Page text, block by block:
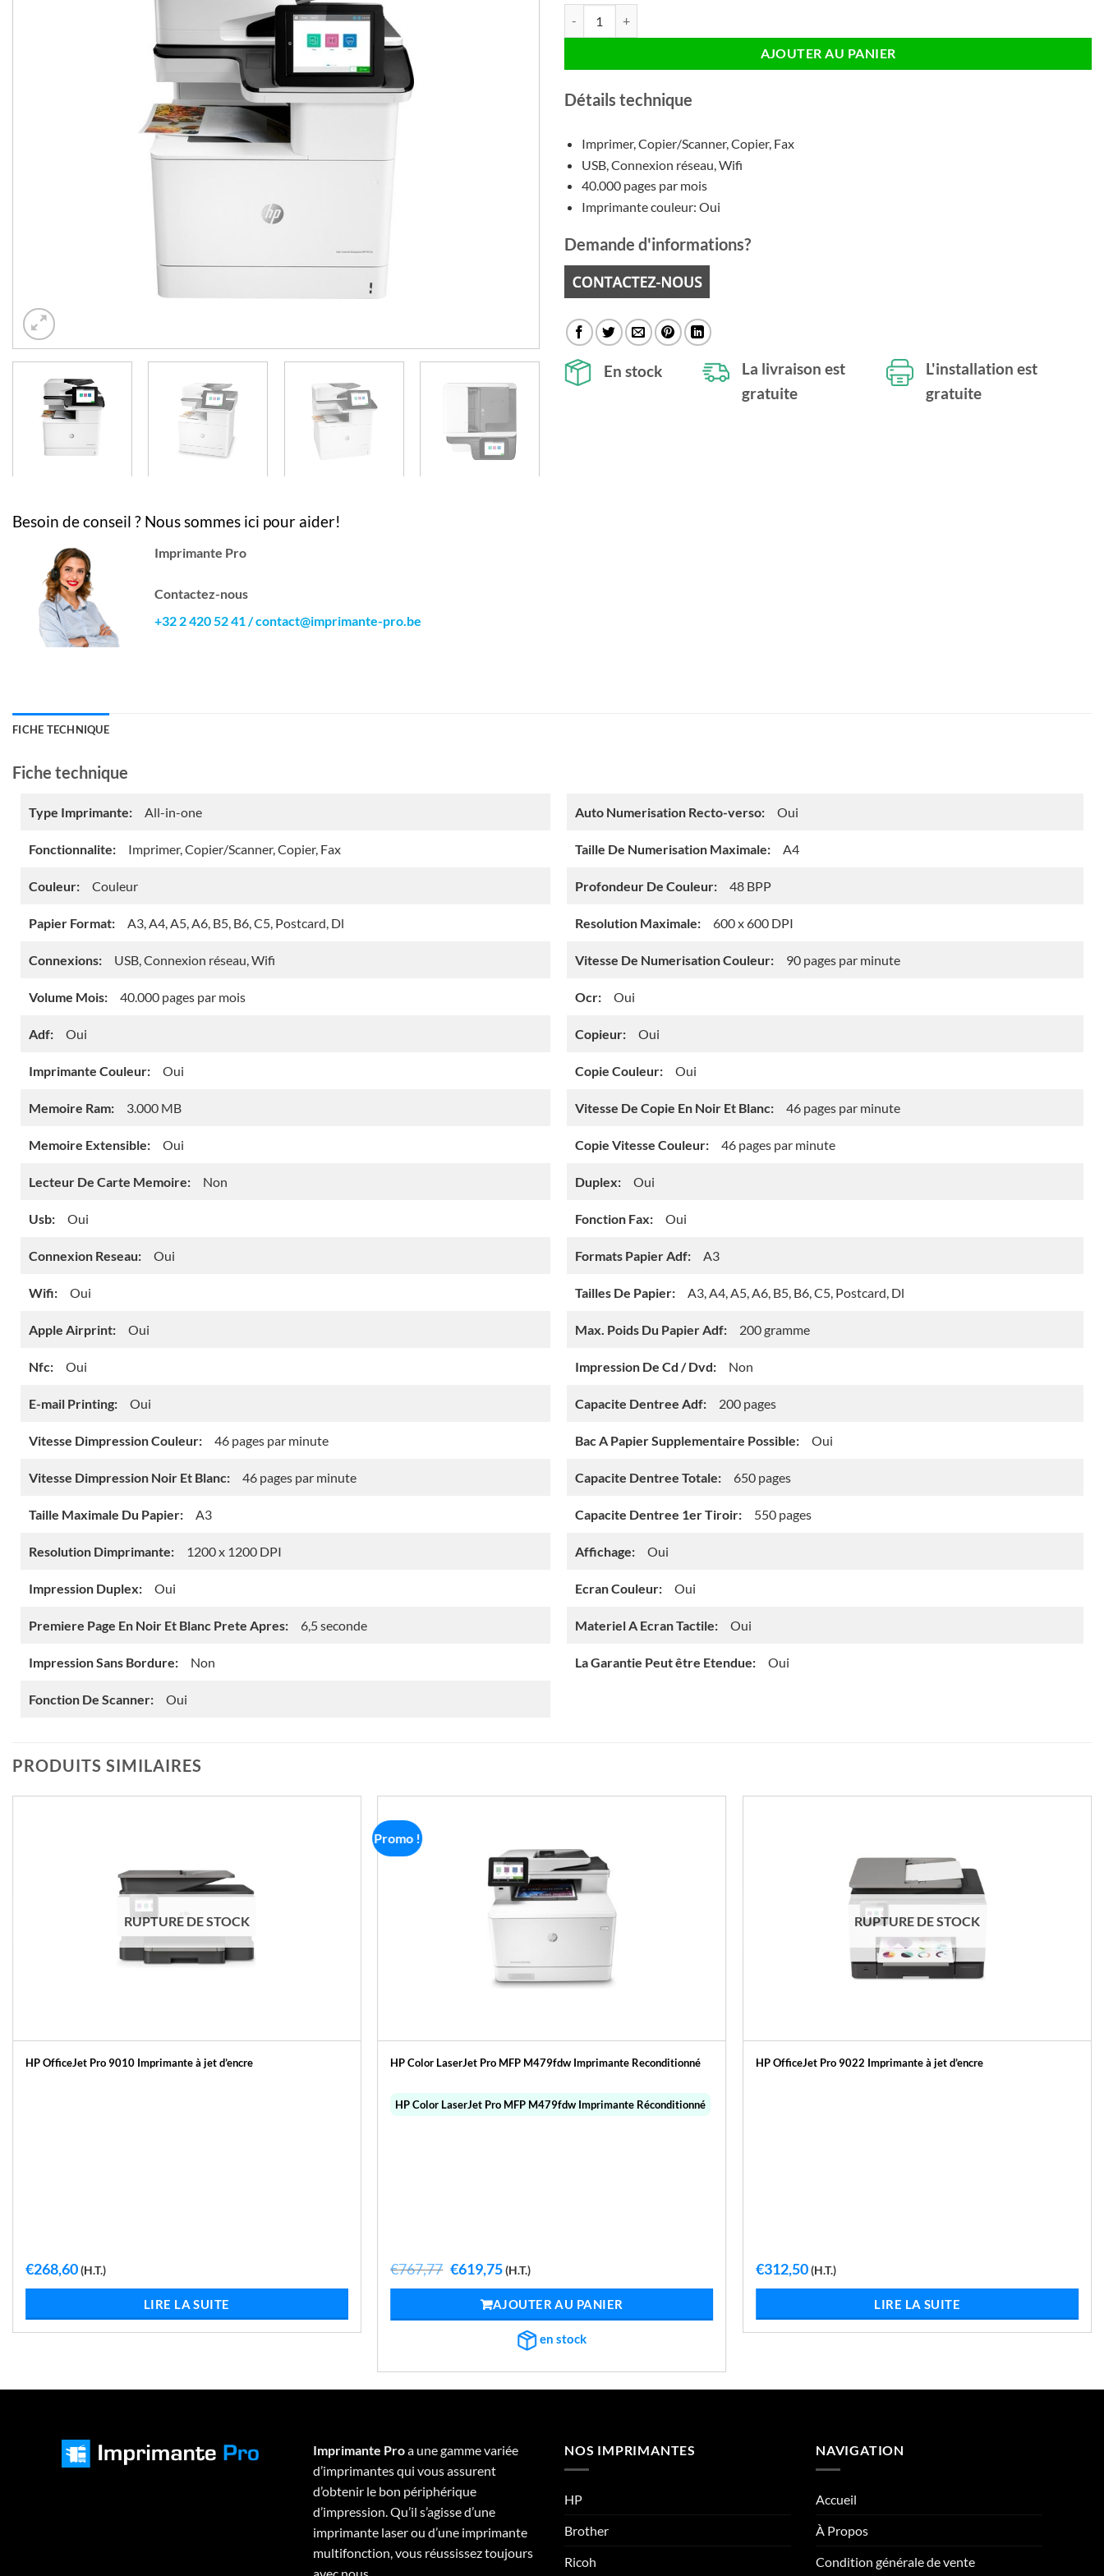
Besoin de conseil ? Nous sommes ici pour aider!
Imprimante Pro
Contactez-nous
+32 2 420 52 41/contact@imprimante-pro.be
AJOUTER AU PANIER
Détails technique
Imprimer, Copier/Scanner, Copier, Fax
USB, Connexion réseau, Wifi
40.000 pages par mois
Imprimante couleur: Oui
Demande d'informations?
En stock
La livraison est
gratuite
L'installation est
gratuite
FICHE TECHNIQUE
Fiche technique
Type Imprimante: All-in-one
Fonctionnalite: Imprimer, Copier/Scanner, Copier, Fax
Couleur: Couleur
Papier Format: A3, A4, A5, A6, B5, B6, C5, Postcard, Dl
Connexions: USB, Connexion réseau, Wifi
Volume Mois: 40.000 pages par mois
Adf: Oui
Imprimante Couleur: Oui
Memoire Ram: 3.000 MB
Memoire Extensible: Oui
Lecteur De Carte Memoire: Non
Usb: Oui
Connexion Reseau: Oui
Wifi: Oui
Apple Airprint: Oui
Nfc: Oui
E-mail Printing: Oui
Vitesse Dimpression Couleur: 46 pages par minute
Vitesse Dimpression Noir Et Blanc: 46 pages par minute
Taille Maximale Du Papier: A3
Resolution Dimprimante: 1200 x 1200 DPI
Impression Duplex: Oui
Premiere Page En Noir Et Blanc Prete Apres: 6,5 seconde
Impression Sans Bordure: Non
Fonction De Scanner: Oui
Auto Numerisation Recto-verso: Oui
Taille De Numerisation Maximale: A4
Profondeur De Couleur: 48 BPP
Resolution Maximale: 600 x 600 DPI
Vitesse De Numerisation Couleur: 90 pages par minute
Ocr: Oui
Copieur: Oui
Copie Couleur: Oui
Vitesse De Copie En Noir Et Blanc: 46 pages par minute
Copie Vitesse Couleur: 46 pages par minute
Duplex: Oui
Fonction Fax: Oui
Formats Papier Adf: A3
Tailles De Papier: A3, A4, A5, A6, B5, B6, C5, Postcard, Dl
Max. Poids Du Papier Adf: 200 gramme
Impression De Cd / Dvd: Non
Capacite Dentree Adf: 200 pages
Bac A Papier Supplementaire Possible: Oui
Capacite Dentree Totale: 650 pages
Capacite Dentree 1er Tiroir: 550 pages
Affichage: Oui
Ecran Couleur: Oui
Materiel A Ecran Tactile: Oui
La Garantie Peut être Etendue: Oui
PRODUITS SIMILAIRES
RUPTURE DE STOCK
HP OfficeJet Pro 9010 Imprimante à jet d’encre
€268,60(H.T.)
LIRE LA SUITE
Promo !
HP Color LaserJet Pro MFP M479fdw Imprimante Reconditionné
HP Color LaserJet Pro MFP M479fdw Imprimante Réconditionné
€767,77 Le
initial
était :
€619,75Le
actuel
est :
€619,75.
(H.T.)
AJOUTER AU PANIER
en stock
RUPTURE DE STOCK
HP OfficeJet Pro 9022 Imprimante à jet d’encre
€312,50(H.T.)
LIRE LA SUITE
Imprimante Proa une gamme variée
d’imprimantes qui vous assurent
d’obtenir le bon périphérique
d’impression. Qu’il s’agisse d’une
imprimante laser ou d’une imprimante
multifonction, vous réussissez toujours
NOS IMPRIMANTES
HP
Brother
Ricoh
NAVIGATION
Accueil
À Propos
Condition générale de vente